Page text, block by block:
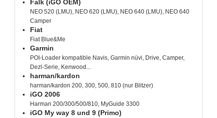
Falk (iGO OEM)
NEO 520 (LMU), NEO 620 (LMU), NEO 640 (LMU), NEO 640
Camper
Fiat
Fiat Blue&Me
Garmin
POI-Loader kompatible Navis, Garmin nüvi, Drive, Camper,
Dezl-Serie, Kenwood...
harman/kardon
harman/kardon 200, 300, 500, 810 (nur Blitzer)
iGO 2006
Harman 200/300/500/810, MyGuide 3300
iGO My way 8 und 9 (Primo)